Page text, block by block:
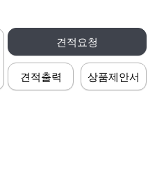
견적요청
견적출력 상품제안서